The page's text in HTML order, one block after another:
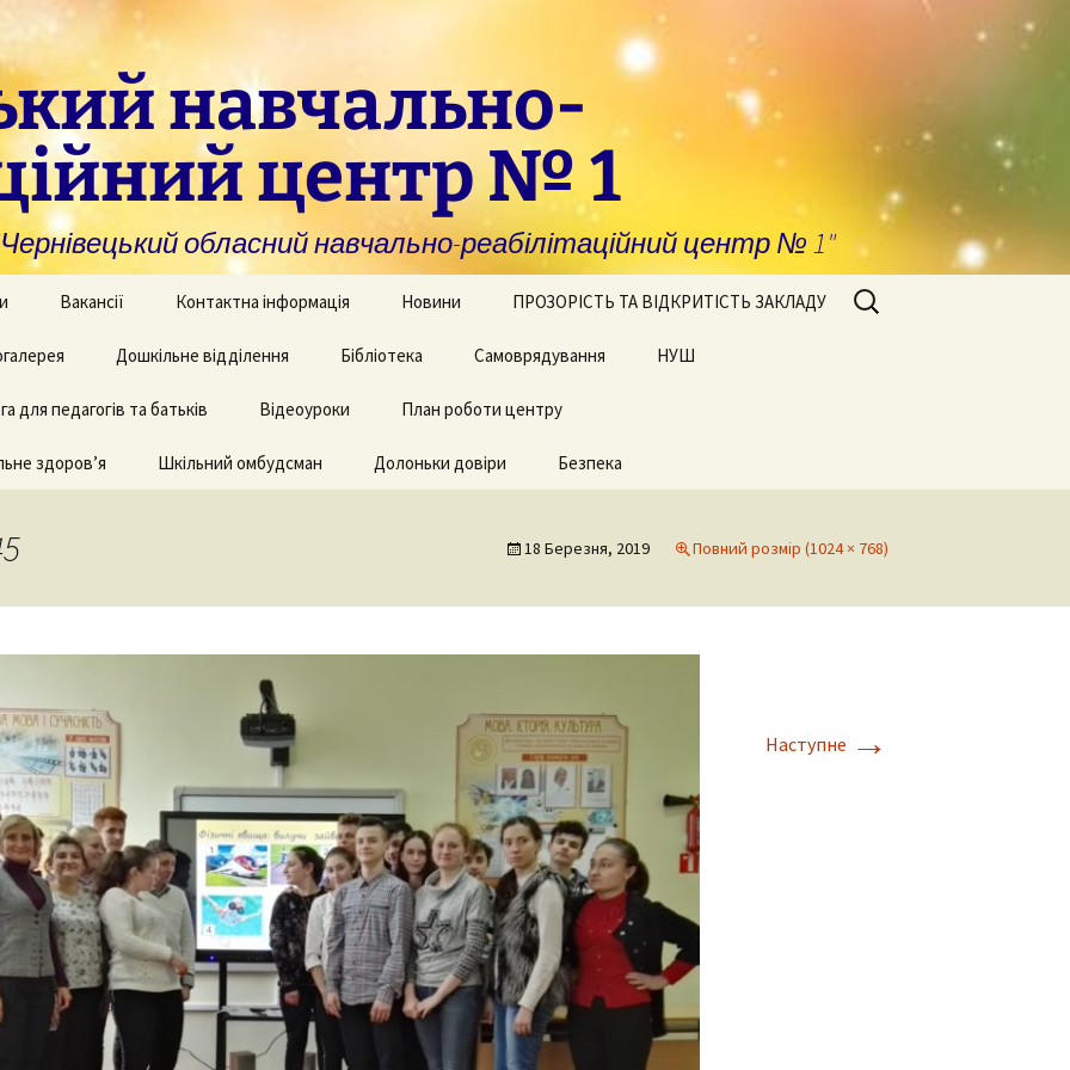
навчально-
центр № 1
обласний навчально-реабілітаційний центр № 1"
закладам із
та
навчання
послуги для
та виховання
діагностика
батьків
Вакансії Контактна інформація Новини ПРОЗОРІСТЬ ТА ВІДКРИТІСТЬ ЗАКЛАДУ
Запобігання та
виявлення корупції
Фінансова звітність
з
творчих робіт
приміщень
Дошкільне відділення
Рекомендації для
Бібліотека Самоврядування НУШ
для педагогів та батьків Відеоуроки План роботи центру
здоров’я Шкільний омбудсман Долоньки довіри Безпека
Пошук:
18 Березня, 2019 Повний розмір (1024 × 768)
Наступне →